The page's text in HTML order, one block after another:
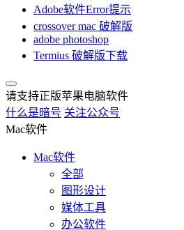
Adobe软件Error提示
crossover mac 破解版
adobe photoshop
Termius 破解版下载
请支持正版苹果电脑软件
什么是暗号 关注公众号
Mac软件
Mac软件
全部
图形设计
媒体工具
办公软件